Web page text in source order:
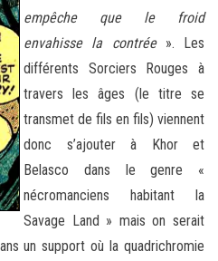
empêche que le froid
envahisse la contrée». Les
différents Sorciers Rouges à
travers les âges (le titre se
transmet de fils en fils) viennent
donc s’ajouter à Khor et
Belasco dans le genre «
nécromanciens habitant la
Savage Land » mais on serait
un support où la quadrichromie